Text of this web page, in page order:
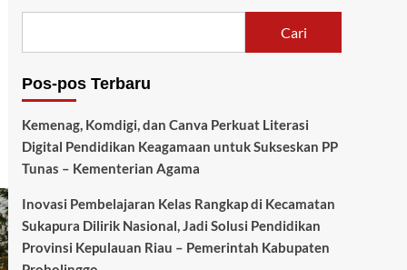
Cari
Pos-pos Terbaru
Kemenag, Komdigi, dan Canva Perkuat Literasi
Digital Pendidikan Keagamaan untuk Sukseskan PP
Tunas – Kementerian Agama
Inovasi Pembelajaran Kelas Rangkap di Kecamatan
Sukapura Dilirik Nasional, Jadi Solusi Pendidikan
Provinsi Kepulauan Riau – Pemerintah Kabupaten